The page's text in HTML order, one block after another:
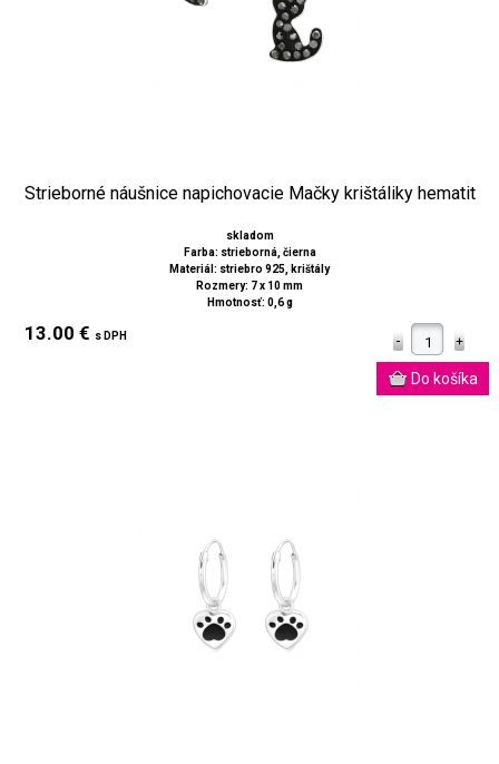
Strieborné náušnice napichovacie Mačky krištáliky hematit
skladom
Farba: strieborná, čierna
Materiál: striebro 925, krištály
Rozmery: 7 x 10 mm
Hmotnosť: 0,6 g
13.00 € s DPH